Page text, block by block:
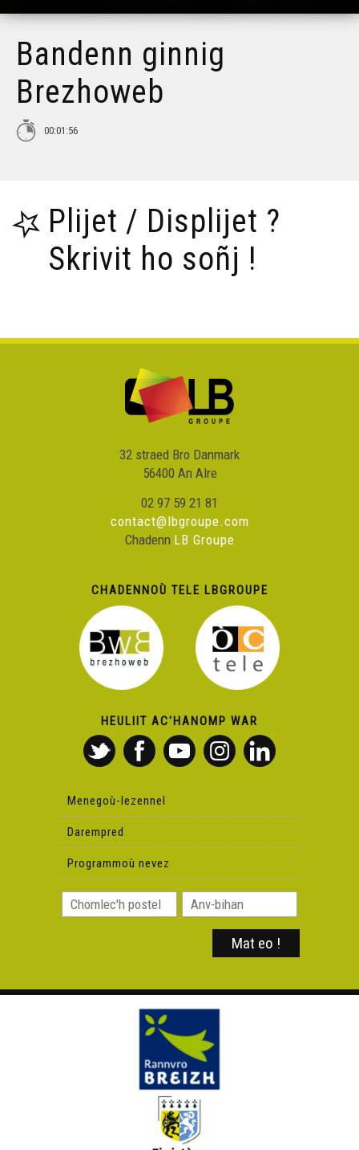
Diskouezadeg Kastell Kerguéhennec
Tañva, Foeterien 9 e Sardinia
Bandenn ginnig
Brezhoweb
00:01:56
Plijet / Displijet ?
Skrivit ho soñj !
32 straed Bro Danmark
56400 An Alre
02 97 59 21 81
contact@lbgroupe.com
Chadenn LB Groupe
CHADENNOÙ TELE LBGROUPE
HEULIIT AC'HANOMP WAR
Menegoù-lezennel
Darempred
Programmoù nevez